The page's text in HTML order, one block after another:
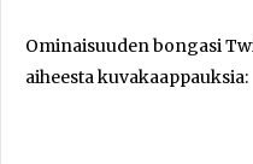
Ominaisuuden bongasi
aiheesta kuvakaappauksia: